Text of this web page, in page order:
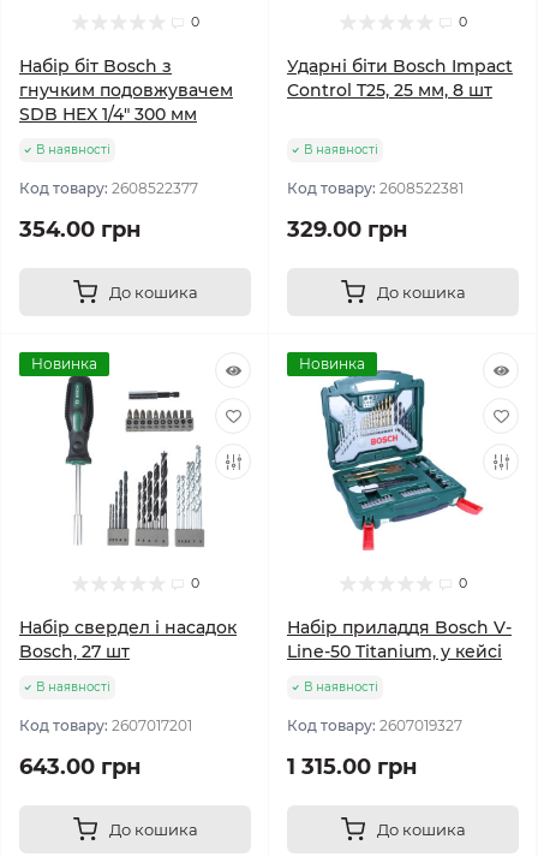
0
Набір біт Bosch з
гнучким подовжувачем
SDB HEX 1/4" 300 мм
В наявності
Код товару: 2608522377
354.00 грн
До кошика
0
Ударні біти Bosch Impact
Control T25, 25 мм, 8 шт
В наявності
Код товару: 2608522381
329.00 грн
До кошика
Новинка
0
Набір свердел і насадок
Bosch, 27 шт
В наявності
Код товару: 2607017201
643.00 грн
До кошика
Новинка
0
Набір приладдя Bosch V-
Line-50 Titanium, у кейсі
В наявності
Код товару: 2607019327
1 315.00 грн
До кошика